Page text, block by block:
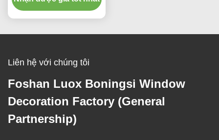
Liên hệ với chúng tôi
Foshan Luox Boningsi Window
Decoration Factory (General
Partnership)